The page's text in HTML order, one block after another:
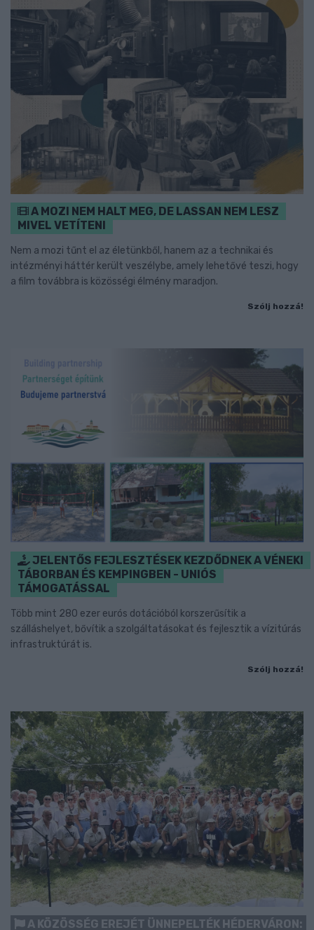
A MOZI NEM HALT MEG, DE LASSAN NEM LESZ
MIVEL VETÍTENI
Nem a mozi tűnt el az életünkből, hanem az a technikai és
intézményi háttér került veszélybe, amely lehetővé teszi, hogy
a film továbbra is közösségi élmény maradjon.
Szólj hozzá!
JELENTŐS FEJLESZTÉSEK KEZDŐDNEK A VÉNEKI
TÁBORBAN ÉS KEMPINGBEN - UNIÓS
TÁMOGATÁSSAL
Több mint 280 ezer eurós dotációból korszerűsítik a
szálláshelyet, bővítik a szolgáltatásokat és fejlesztik a vízitúrás
infrastruktúrát is.
Szólj hozzá!
A KÖZÖSSÉG EREJÉT ÜNNEPELTÉK HÉDERVÁRON: